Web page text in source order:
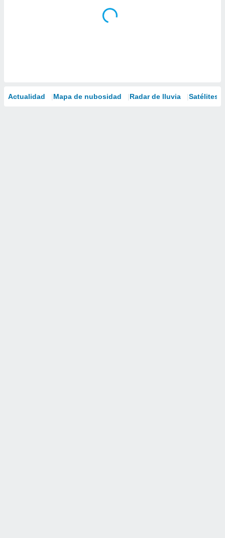
Actualidad Mapa de nubosidad Radar de lluvia Satélites